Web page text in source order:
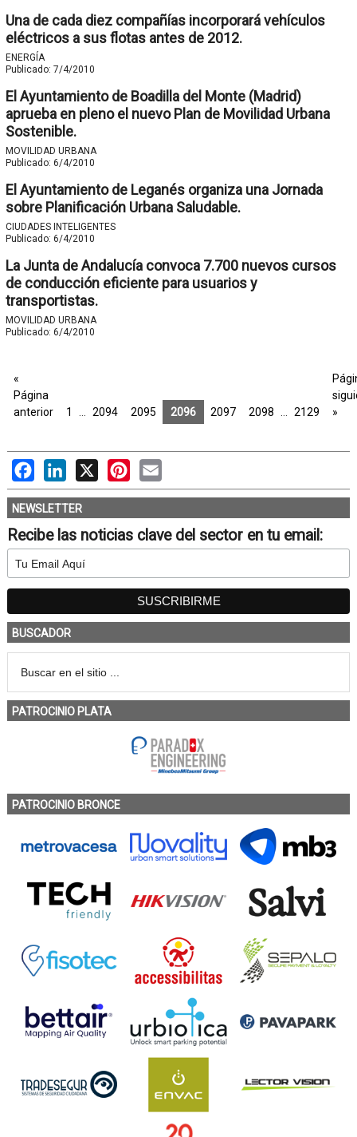
Una de cada diez compañías incorporará vehículos
eléctricos a sus flotas antes de 2012.
ENERGÍA
Publicado: 7/4/2010
El Ayuntamiento de Boadilla del Monte (Madrid)
aprueba en pleno el nuevo Plan de Movilidad Urbana
Sostenible.
MOVILIDAD URBANA
Publicado: 6/4/2010
El Ayuntamiento de Leganés organiza una Jornada
sobre Planificación Urbana Saludable.
CIUDADES INTELIGENTES
Publicado: 6/4/2010
La Junta de Andalucía convoca 7.700 nuevos cursos
de conducción eficiente para usuarios y
transportistas.
MOVILIDAD URBANA
Publicado: 6/4/2010
«
Página
anterior
1 2094 2095 2096 2097 2098 2129
»
FacebookLinkedIn
X PinterestEmail
NEWSLETTER
Recibe las noticias clave del sector en tu email:
BUSCADOR
PATROCINIO PLATA
PATROCINIO BRONCE